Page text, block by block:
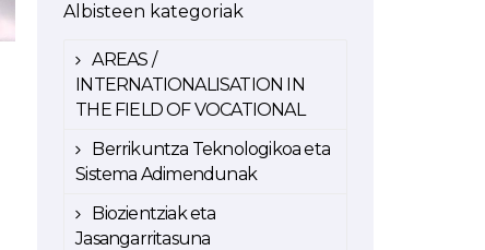
Albisteen kategoriak
AREAS /
INTERNATIONALISATION IN
THE FIELD OF VOCATIONAL
Berrikuntza Teknologikoa eta
Sistema Adimendunak
Biozientziak eta
Jasangarritasuna